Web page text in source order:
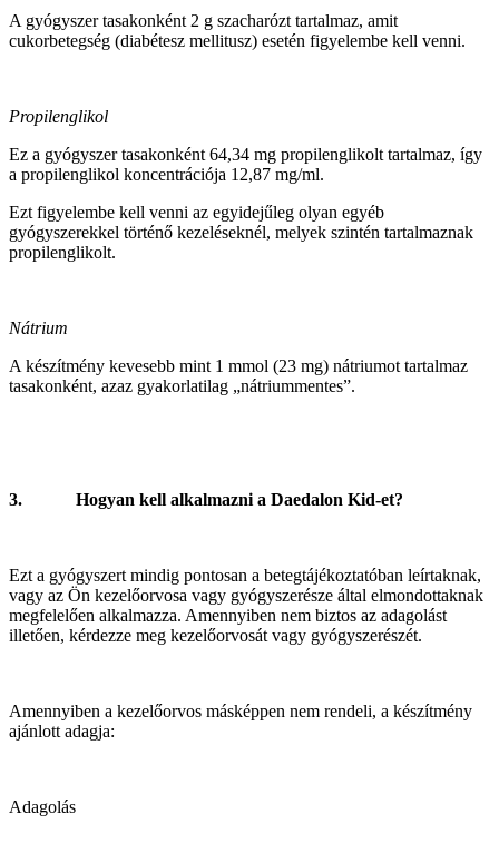
A gyógyszer tasakonként 2 g szacharózt tartalmaz, amit
cukorbetegség (diabétesz mellitusz) esetén figyelembe kell venni.
Propilenglikol
Ez a gyógyszer tasakonként 64,34 mg propilenglikolt tartalmaz, így
a propilenglikol koncentrációja 12,87 mg/ml.
Ezt figyelembe kell venni az egyidejűleg olyan egyéb
gyógyszerekkel történő kezeléseknél, melyek szintén tartalmaznak
propilenglikolt.
Nátrium
A készítmény kevesebb mint 1 mmol (23 mg) nátriumot tartalmaz
tasakonként, azaz gyakorlatilag „nátriummentes”.
3. Hogyan kell alkalmazni a Daedalon Kid‑et?
Ezt a gyógyszert mindig pontosan a betegtájékoztatóban leírtaknak,
vagy az Ön kezelőorvosa vagy gyógyszerésze által elmondottaknak
megfelelően alkalmazza. Amennyiben nem biztos az adagolást
illetően, kérdezze meg kezelőorvosát vagy gyógyszerészét.
Amennyiben a kezelőorvos másképpen nem rendeli, a készítmény
ajánlott adagja:
Adagolás